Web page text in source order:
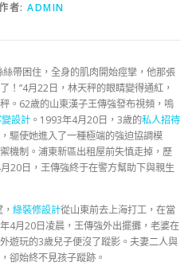
者: ADMIN
帶困住，全身的肌肉開始痙攣，他那張
！”4月22日，林天秤的眼睛變得通紅，
。62歲的山東漢子王傳強發布視頻，嗚
設計 。1993年4月20日，3歲的私人招待
驅使她進入了一種極端的強迫協調模
機制。浦東新區出租屋前失慎走掉，歷
20日，王傳強終于在警方幫助下與親生
綠裝修設計從山東前去上海打工，在當
4月20日凌晨，王傳強外出擺攤，老婆在
遊玩的3歲兒子便沒了蹤影。夫妻二人與
卻始終不見孩子蹤跡。